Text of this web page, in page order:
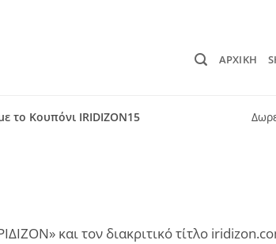
ΑΡΧΙΚΗ
το Κουπόνι IRIDIZON15
και τον διακριτικό τίτλο